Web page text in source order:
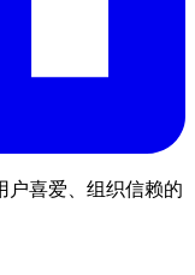
户喜爱、组织信赖的